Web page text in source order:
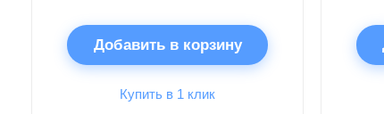
Добавить в корзину
Купить в 1 клик